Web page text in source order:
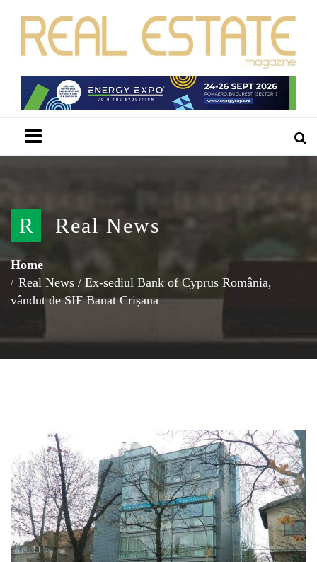
R Real News
Home
Real News / Ex-sediul Bank of Cyprus România,
vândut de SIF Banat Crișana